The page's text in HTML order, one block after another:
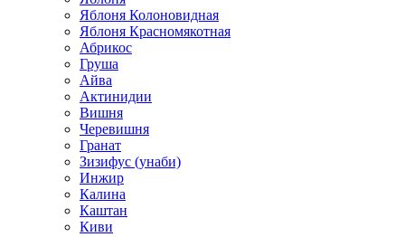
Яблоня Колоновидная
Яблоня Красномякотная
Абрикос
Груша
Айва
Актинидии
Вишня
Черевишня
Гранат
Зизифус (унаби)
Инжир
Калина
Каштан
Киви